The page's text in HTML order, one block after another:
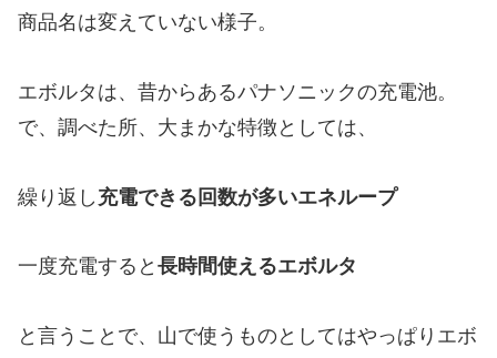
商品名は変えていない様子。
エボルタは、昔からあるパナソニックの充電池。
で、調べた所、大まかな特徴としては、
繰り返し 充電できる回数が多いエネループ
一度充電すると 長時間使えるエボルタ
と言うことで、山で使うものとしてはやっぱりエボ